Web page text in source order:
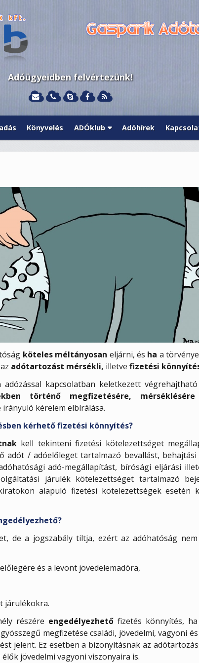
Adóügyeidben felvértezünk!
Könyvelés ADÓklub Adóhírek
köteles méltányosan eljárni, és ha a
adótartozást mérsékli, illetve fizetési
kapcsolatban keletkezett
történő megfizetésére,
kérelem elbírálása.
kérhető fizetési könnyítés?
kell tekinteni fizetési kötelezettséget
adót / adóelőleget tartalmazó bevallást,
adó-megállapítást, bírósági eljárási
járulék kötelezettséget tartalmazó
alapuló fizetési kötelezettségek esetén
de a jogszabály tiltja, ezért az adóhatóság
és a levont jövedelemadóra,
járulékokra.
részére engedélyezhető fizetés könnyítés,
megfizetése családi, jövedelmi, vagyoni
jelent. Ez esetben a bizonyításnak az
jövedelmi vagyoni viszonyaira is.